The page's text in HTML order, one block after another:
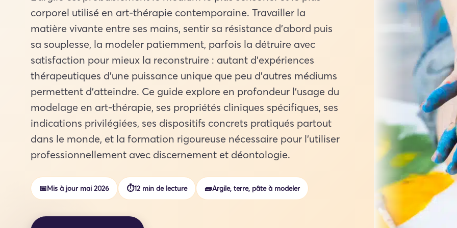
corporel utilisé en art-thérapie contemporaine. Travailler la
matière vivante entre ses mains, sentir sa résistance d’abord puis
sa souplesse, la modeler patiemment, parfois la détruire avec
satisfaction pour mieux la reconstruire : autant d’expériences
thérapeutiques d’une puissance unique que peu d’autres médiums
permettent d’atteindre. Ce guide explore en profondeur l’usage du
modelage en art-thérapie, ses propriétés cliniques spécifiques, ses
indications privilégiées, ses dispositifs concrets pratiqués partout
dans le monde, et la formation rigoureuse nécessaire pour l’utiliser
professionnellement avec discernement et déontologie.
📅Mis à jour mai 2026 ⏱12 min de lecture 🧱Argile, terre, pâte à modeler